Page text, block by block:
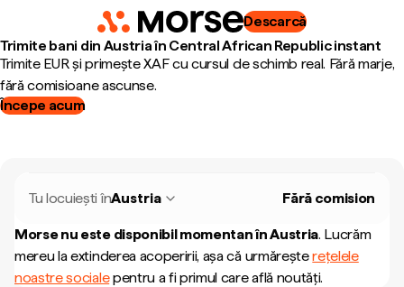
Descarcă
Trimite bani din Austria în Central African Republic instant
Trimite EUR și primește XAF cu cursul de schimb real. Fără marje,
fără comisioane ascunse.
Începe acum
Tu locuiești înAustria Fără comision
Morse nu este disponibil momentan înAustria. Lucrăm
mereu la extinderea acoperirii, așa că urmăreșterețelele
noastre socialepentru a fi primul care află noutăți.